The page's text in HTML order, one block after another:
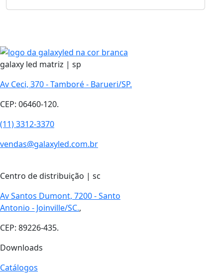
galaxy led matriz | sp
Av Ceci, 370 - Tamboré - Barueri/SP.
CEP: 06460-120.
(11) 3312-3370
vendas@galaxyled.com.br
Centro de distribuição | sc
Av Santos Dumont, 7200 - Santo
Antonio - Joinville/SC.,
CEP: 89226-435.
Downloads
Catálogos